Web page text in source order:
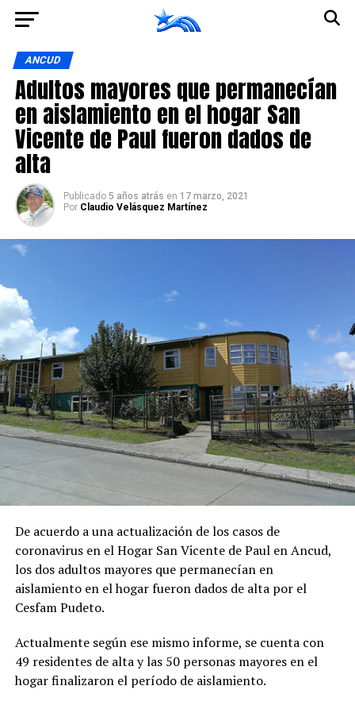
ANCUD
Adultos mayores que permanecían
en aislamiento en el hogar San
Vicente de Paul fueron dados de
alta
Publicado 5 años atrás en 17 marzo, 2021
Por Claudio Velásquez Martínez
De acuerdo a una actualización de los casos de
coronavirus en el Hogar San Vicente de Paul en Ancud,
los dos adultos mayores que permanecían en
aislamiento en el hogar fueron dados de alta por el
Cesfam Pudeto.
Actualmente según ese mismo informe, se cuenta con
49 residentes de alta y las 50 personas mayores en el
hogar finalizaron el período de aislamiento.
Ir a la versión móvil